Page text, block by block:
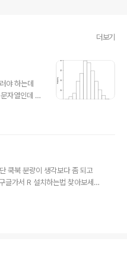
더보기
야 하는데
자열인데 분
나 하나 출
[1] 87.75
범
쿡북 분량이 생각보다 좀 되고
글가서 R 설치하는법 찾아보세
Python과 달리 빼고 출력하라
. Data Indexing v = c(1,2,4,